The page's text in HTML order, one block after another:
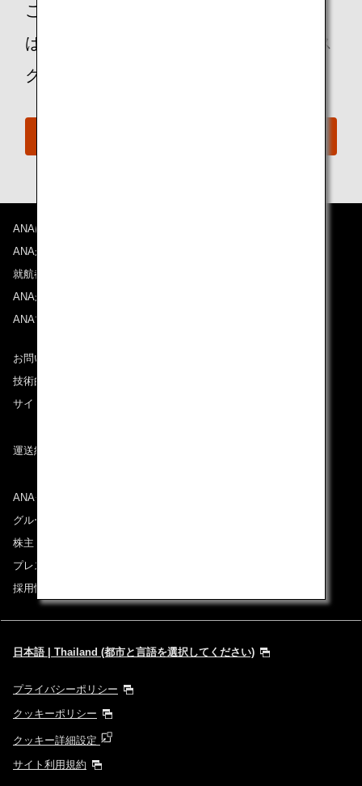
ご不明な点や、ご不安をお持ちのお客様
は、ANAおからだの不自由な方の相談デス
クに遠慮なくお問い合わせください。
ANAについて
ANAからのお知らせ
就航都市
ANAがお約束する体験
ANAマイレージクラブ
お問い合わせ
技術的なお問い合わせ（推奨環境）
サイトマップ
運送約款
ANAグループについて
グループ企業一覧
株主・投資家情報
プレスリリース
採用情報
日本語 | Thailand (都市と言語を選択してください)
プライバシーポリシー
クッキーポリシー
クッキー詳細設定
サイト利用規約